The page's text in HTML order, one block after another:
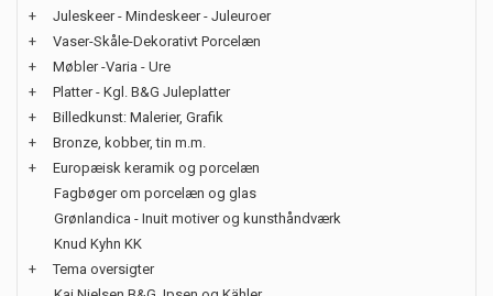
+
Juleskeer - Mindeskeer - Juleuroer
+
Vaser-Skåle-Dekorativt Porcelæn
+
Møbler -Varia - Ure
+
Platter - Kgl. B&G Juleplatter
+
Billedkunst: Malerier, Grafik
+
Bronze, kobber, tin m.m.
+
Europæisk keramik og porcelæn
Fagbøger om porcelæn og glas
Grønlandica - Inuit motiver og kunsthåndværk
Knud Kyhn KK
+
Tema oversigter